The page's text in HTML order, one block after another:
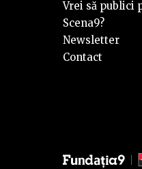
Vrei să publici
Scena9?
Newsletter
Contact